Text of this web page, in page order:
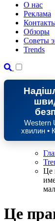
О нас
Реклама
Обзоры
Советы
Trends
Western
хвилин •
Це
Це